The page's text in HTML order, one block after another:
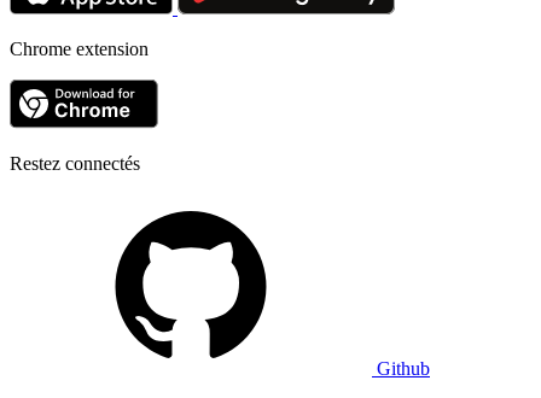
Chrome extension
Restez connectés
Github